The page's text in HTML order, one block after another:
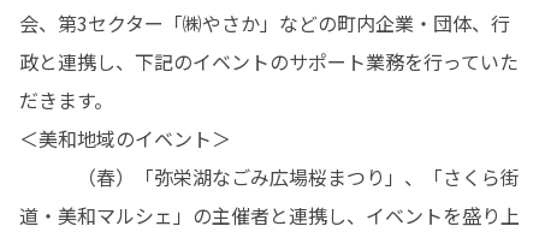
会、第3セクター「㈱やさか」などの町内企業・団体、行
政と連携し、下記のイベントのサポート業務を行っていた
だきます。
＜美和地域のイベント＞
（春）「弥栄湖なごみ広場桜まつり」、「さくら街
道・美和マルシェ」の主催者と連携し、イベントを盛り上